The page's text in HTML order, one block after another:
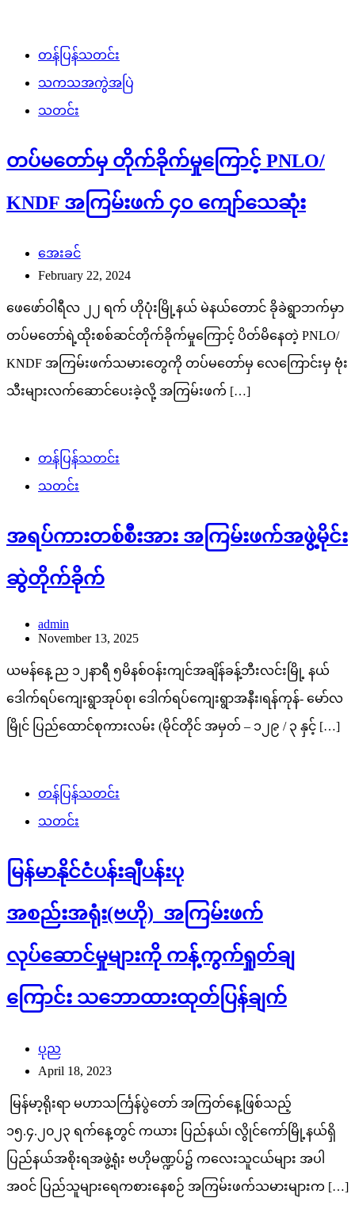
တန်ပြန်သတင်း
သကသအကွဲအပြဲ
သတင်း
တပ်မတော်မှ တိုက်ခိုက်မှုကြောင့် PNLO/
KNDF အကြမ်းဖက် ၄၀ ကျော်သေဆုံး
အေးခင်
February 22, 2024
ဖေဖော်ဝါရီလ ၂၂ ရက် ဟိုပုံးမြို့နယ် မဲနယ်တောင် ခိုခဲရွာဘက်မှာ
တပ်မတော်ရဲ့ထိုးစစ်ဆင်တိုက်ခိုက်မှုကြောင့် ပိတ်မိနေတဲ့ PNLO/
KNDF အကြမ်းဖက်သမားတွေကို တပ်မတော်မှ လေကြောင်းမှ ဗုံး
သီးများလက်ဆောင်ပေးခဲ့လို့ အကြမ်းဖက် […]
တန်ပြန်သတင်း
သတင်း
အရပ်ကားတစ်စီးအား အကြမ်းဖက်အဖွဲ့မိုင်း
ဆွဲတိုက်ခိုက်
admin
November 13, 2025
ယမန်နေ့ ည ၁၂နာရီ ၅မိနစ်ဝန်းကျင်အချိန်ခန့်ဘီးလင်းမြို့ နယ်
ဒေါက်ရပ်ကျေးရွာအုပ်စု၊ ဒေါက်ရပ်ကျေးရွာအနီး၊ရန်ကုန်- မော်လ
မြိုင် ပြည်ထောင်စုကားလမ်း (မိုင်တိုင် အမှတ် – ၁၂၉ / ၃ နှင့် […]
တန်ပြန်သတင်း
သတင်း
မြန်မာနိုင်ငံပန်းချီပန်းပု
အစည်းအရုံး(ဗဟို) အကြမ်းဖက်
လုပ်ဆောင်မှုများကို ကန့်ကွက်ရှုတ်ချ
ကြောင်း သဘောထားထုတ်ပြန်ချက်
ပုည
April 18, 2023
မြန်မာ့ရိုးရာ မဟာသင်္ကြန်ပွဲတော် အကြတ်နေ့ဖြစ်သည့်
၁၅.၄.၂၀၂၃ ရက်နေ့တွင် ကယား ပြည်နယ်၊ လွိုင်ကော်မြို့နယ်ရှိ
ပြည်နယ်အစိုးရအဖွဲ့ရုံး ဗဟိုမဏ္ဍပ်၌ ကလေးသူငယ်များ အပါ
အဝင် ပြည်သူများရေကစားနေစဉ် အကြမ်းဖက်သမားများက […]